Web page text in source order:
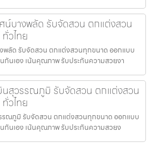
บางพลัด รับจัดสวน ตกแต่งสวน
วไทย
ลัด รับจัดสวน ตกแต่งสวนทุกขนาด ออกแบบ
กันเอง เน้นคุณภาพ รับประกันความสวยงา
สุวรรณภูมิ รับจัดสวน ตกแต่งสวน
วไทย
ณภูมิ รับจัดสวน ตกแต่งสวนทุกขนาด ออกแบบ
กันเอง เน้นคุณภาพ รับประกันความสวยง